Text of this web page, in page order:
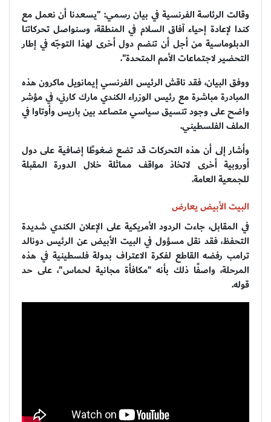
وقالت الرئاسة الفرنسية في بيان رسمي: "يسعدنا أن نعمل مع
كندا لإعادة إحياء آفاق السلام في المنطقة، وسنواصل تحركاتنا
الدبلوماسية من أجل أن تنضم دول أخرى لهذا التوجّه في إطار
التحضير لاجتماعات الأمم المتحدة".
ووفق البيان، فقد ناقش الرئيس الفرنسي إيمانويل ماكرون هذه
المبادرة مباشرة مع رئيس الوزراء الكندي مارك كارني، في مؤشر
واضح على وجود تنسيق سياسي متصاعد بين باريس وأوتاوا في
الملف الفلسطيني.
وأشار إلى أن هذه التحركات قد تضع ضغوطًا إضافية على دول
أوروبية أخرى لاتخاذ مواقف مماثلة خلال الدورة المقبلة
للجمعية العامة.
البيت الأبيض يعارض
في المقابل، جاءت الردود الأمريكية على الإعلان الكندي شديدة
التحفظ، فقد نقل مسؤول في البيت الأبيض عن الرئيس دونالد
ترامب رفضه القاطع لفكرة الاعتراف بدولة فلسطينية في هذه
المرحلة، واصفًا ذلك بأنه "مكافأة مجانية لحماس"، على حد
قوله.